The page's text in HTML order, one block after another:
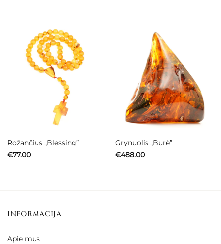
Rožančius „Blessing”
€77.00
Grynuolis „Burė”
€488.00
INFORMACIJA
Apie mus